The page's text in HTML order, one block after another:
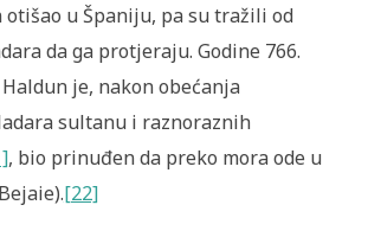
u Španiju, pa su tražili od
da ga protjeraju. Godine 766.
je, nakon obećanja
sultanu i raznoraznih
, bio prinuđen da preko mora ode u
[22]